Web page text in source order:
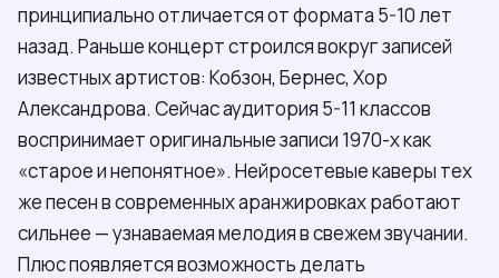
принципиально отличается от формата 5-10 лет
назад. Раньше концерт строился вокруг записей
известных артистов: Кобзон, Бернес, Хор
Александрова. Сейчас аудитория 5-11 классов
воспринимает оригинальные записи 1970-х как
«старое и непонятное». Нейросетевые каверы тех
же песен в современных аранжировках работают
сильнее — узнаваемая мелодия в свежем звучании.
Плюс появляется возможность делать